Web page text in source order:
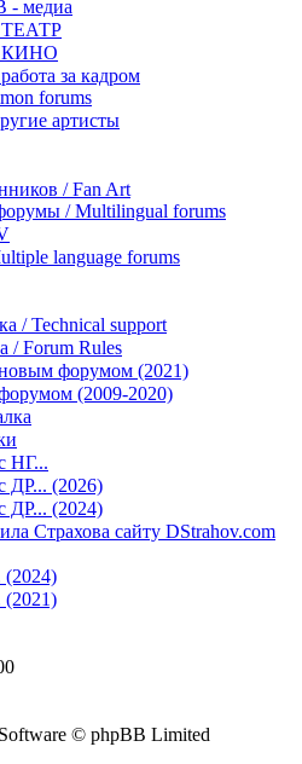
медиа
ТЕАТР
КИНО
за кадром
forums
артисты
/ Fan Art
/ Multilingual forums
language forums
/ Technical support
Forum Rules
форумом (2021)
(2009-2020)
НГ...
ДР... (2026)
ДР... (2024)
Страхова сайту DStrahov.com
© phpBB Limited